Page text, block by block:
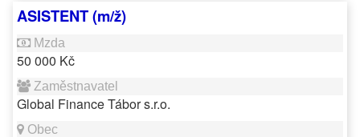
ASISTENT (m/ž)
50 000 Kč
Global Finance Tábor s.r.o.